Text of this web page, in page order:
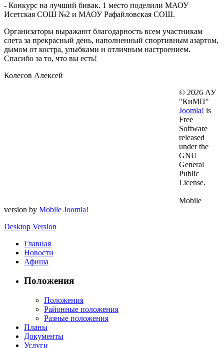
- Конкурс на лучший бивак. 1 место поделили МАОУ
Исетская СОШ №2 и МАОУ Рафайловская СОШ.
Организаторы выражают благодарность всем участникам
слета за прекрасный день, наполненный спортивным азартом,
дымом от костра, улыбками и отличным настроением.
Спасибо за то, что вы есть!
Колесов Алексей
© 2026 АУ
"КиМП"
Joomla! is
Free
Software
released
under the
GNU
General
Public
License.
Mobile
version by Mobile Joomla!
Desktop Version
Главная
Новости
Афиша
Положения
Положения
Районные положения
Разные положения
Планы
Документы
Услуги